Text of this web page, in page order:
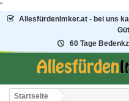
"
AllesfürdenImker.at - bei uns
60 Tage
Startseite